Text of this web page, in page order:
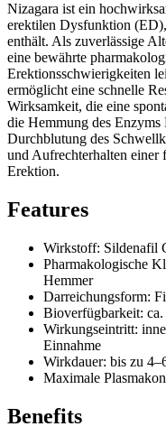
Nizagara ist ein
erektilen Dysfunktion
enthält. Als zuverlässige
eine bewährte
Erektionsschwierigkeiten
ermöglicht eine schnelle
Wirksamkeit, die eine
die Hemmung des
Durchblutung des
und Aufrechterhalten einer
Erektion.
Features
Wirkstoff: Sildenafil
Pharmakologische
Hemmer
Darreichungsform:
Bioverfügbarkeit:
Wirkungseintritt:
Einnahme
Wirkdauer: bis zu
Maximale
Benefits